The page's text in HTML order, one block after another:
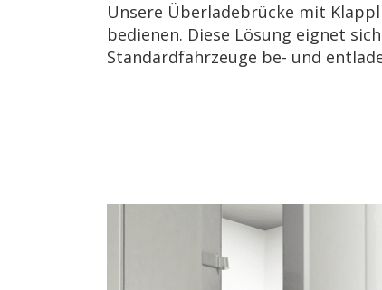
Unsere Überladebrücke mit
bedienen. Diese Lösung eignet
Standardfahrzeuge be- und